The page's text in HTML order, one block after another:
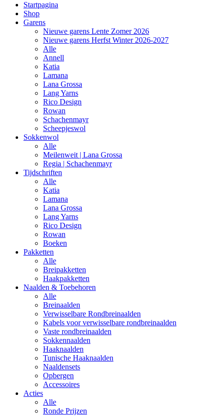
Startpagina
Shop
Garens
Nieuwe garens Lente Zomer 2026
Nieuwe garens Herfst Winter 2026-2027
Alle
Annell
Katia
Lamana
Lana Grossa
Lang Yarns
Rico Design
Rowan
Schachenmayr
Scheepjeswol
Sokkenwol
Alle
Meilenweit | Lana Grossa
Regia | Schachenmayr
Tijdschriften
Alle
Katia
Lamana
Lana Grossa
Lang Yarns
Rico Design
Rowan
Boeken
Pakketten
Alle
Breipakketten
Haakpakketten
Naalden & Toebehoren
Alle
Breinaalden
Verwisselbare Rondbreinaalden
Kabels voor verwisselbare rondbreinaalden
Vaste rondbreinaalden
Sokkennaalden
Haaknaalden
Tunische Haaknaalden
Naaldensets
Opbergen
Accessoires
Acties
Alle
Ronde Prijzen